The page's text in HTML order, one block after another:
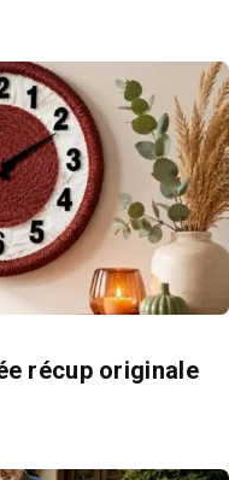
récup originale